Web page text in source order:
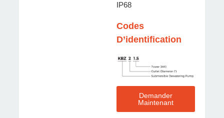
IP68
Codes
D’identification
Demander
Maintenant